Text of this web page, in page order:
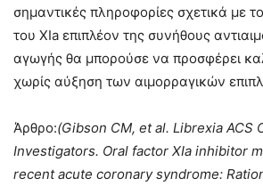
σημαντικές πληροφορίες σχετικά με
του XIa επιπλέον της συνήθους
αγωγής θα μπορούσε να προσφέρει
χωρίς αύξηση των αιμορραγικών
Άρθρο:(Gibson CM, et al. Librexia ACS
Investigators. Oral factor XIa inhibitor
recent acute coronary syndrome: